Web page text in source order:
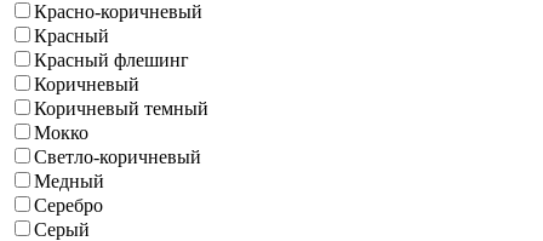
Красно-коричневый
Красный
Красный флешинг
Коричневый
Коричневый темный
Мокко
Светло-коричневый
Медный
Серебро
Серый